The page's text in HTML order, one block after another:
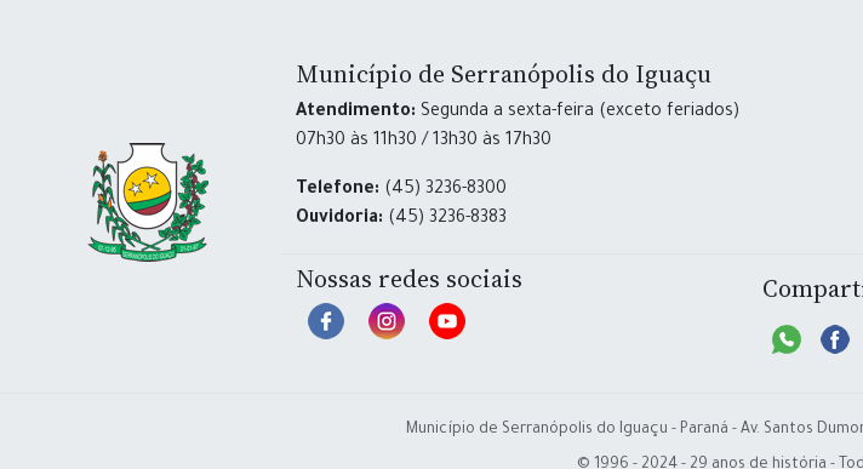
Município de Serranópolis do Iguaçu
Atendimento: Segunda a sexta-feira (exceto feriados)
07h30 às 11h30 / 13h30 às 17h30
Telefone: (45) 3236-8300
Ouvidoria: (45) 3236-8383
Nossas redes sociais
Município de Serranópolis do Iguaçu - Paraná - Av. Santos
© 1996 - 2024 - 29 anos de história -